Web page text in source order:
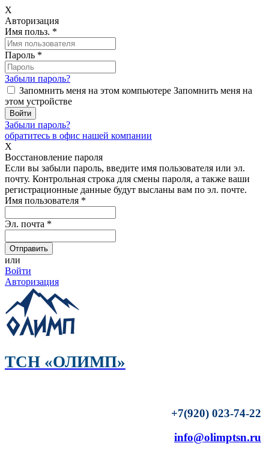
X
Авторизация
Имя польз. *
Пароль *
Забыли пароль?
Запомнить меня на этом компьютере Запомнить меня на
этом устройстве
Забыли пароль?
обратитесь в офис нашей компании
X
Восстановление пароля
Если вы забыли пароль, введите имя пользователя или эл.
почту. Контрольная строка для смены пароля, а также ваши
регистрационные данные будут высланы вам по эл. почте.
Имя пользователя *
Эл. почта *
или
Войти
Авторизация
ТСН «ОЛИМП»
+7(920) 023-74-22
info@olimptsn.ru